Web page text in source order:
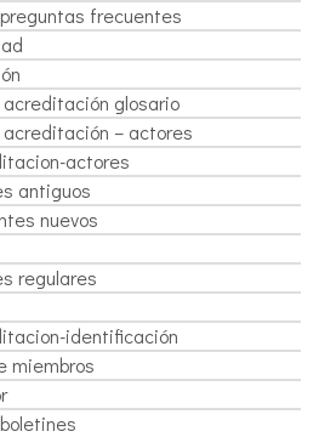
frecuentes
glosario
– actores
actores
antiguos
nuevos
regulares
identificación
miembros